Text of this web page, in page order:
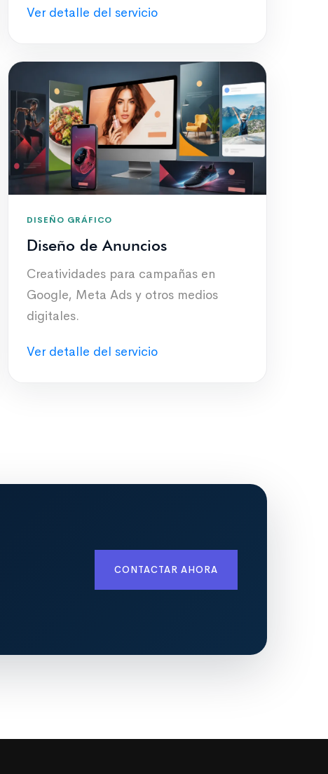
Ver detalle del servicio
DISEÑO GRÁFICO
Diseño de Anuncios
Creatividades para campañas en
Google, Meta Ads y otros medios
digitales.
Ver detalle del servicio
CONTACTAR AHORA